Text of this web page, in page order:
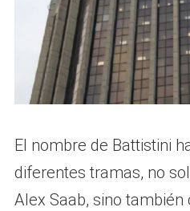
El nombre de Battistini
diferentes tramas, no
Alex Saab, sino